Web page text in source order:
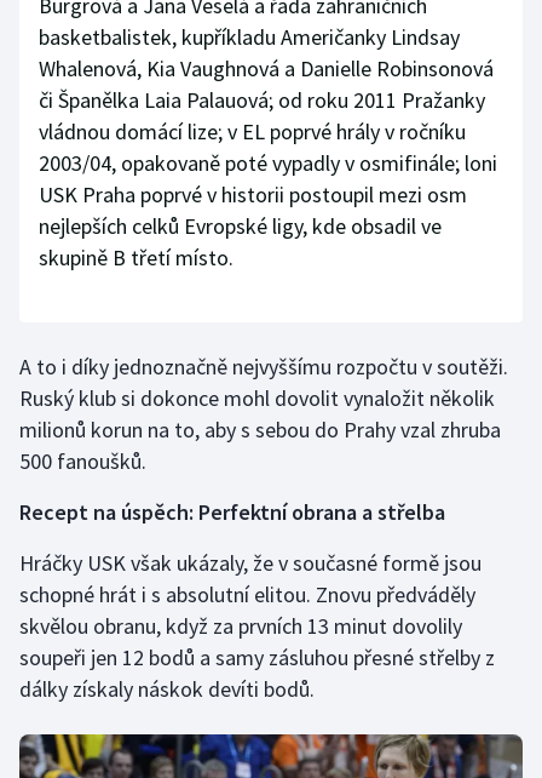
Stolní tenis
Triatlon
Veslování
Vodní slalom
Volejbal
Burgrová a Jana Veselá a řada zahraničních
basketbalistek, kupříkladu Američanky Lindsay
Whalenová, Kia Vaughnová a Danielle Robinsonová
či Španělka Laia Palauová; od roku 2011 Pražanky
vládnou domácí lize; v EL poprvé hrály v ročníku
2003/04, opakovaně poté vypadly v osmifinále; loni
USK Praha poprvé v historii postoupil mezi osm
nejlepších celků Evropské ligy, kde obsadil ve
skupině B třetí místo.
A to i díky jednoznačně nejvyššímu rozpočtu v soutěži.
Ruský klub si dokonce mohl dovolit vynaložit několik
milionů korun na to, aby s sebou do Prahy vzal zhruba
500 fanoušků.
Recept na úspěch: Perfektní obrana a střelba
Hráčky USK však ukázaly, že v současné formě jsou
schopné hrát i s absolutní elitou. Znovu předváděly
skvělou obranu, když za prvních 13 minut dovolily
soupeři jen 12 bodů a samy zásluhou přesné střelby z
dálky získaly náskok devíti bodů.